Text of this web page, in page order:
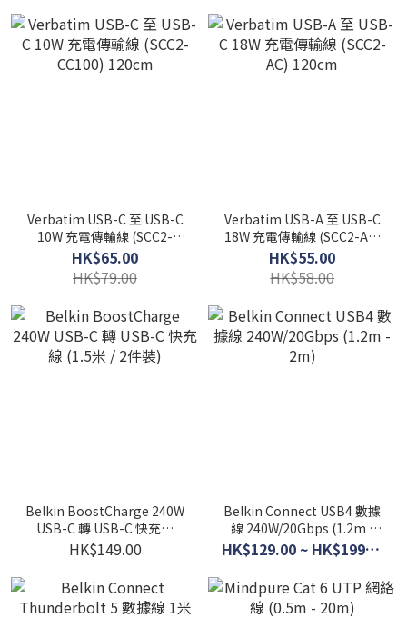
Verbatim USB-C 至 USB-C
10W 充電傳輸線 (SCC2-
CC100) 120cm
HK$65.00
HK$79.00
Verbatim USB-A 至 USB-C
18W 充電傳輸線 (SCC2-AC)
120cm
HK$55.00
HK$58.00
Belkin BoostCharge 240W
USB-C 轉 USB-C 快充線
(1.5米 / 2件裝)
HK$149.00
Belkin Connect USB4 數據
線 240W/20Gbps (1.2m -
2m)
HK$129.00 ~ HK$199.00